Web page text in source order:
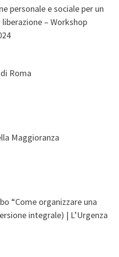
personale e sociale per un
– Workshop
Roma
Maggioranza
“Come organizzare una
integrale) | L’Urgenza